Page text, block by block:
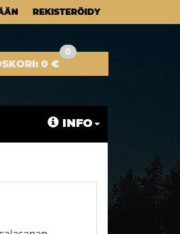
REKISTERÖIDY
0 €
0
INFO